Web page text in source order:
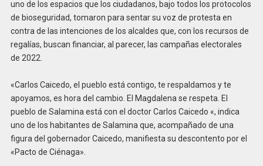
uno de los espacios que los ciudadanos, bajo todos los protocolos
de bioseguridad, tomaron para sentar su voz de protesta en
contra de las intenciones de los alcaldes que, con los recursos de
regalías, buscan financiar, al parecer, las campañas electorales
de 2022.
«Carlos Caicedo, el pueblo está contigo, te respaldamos y te
apoyamos, es hora del cambio. El Magdalena se respeta. El
pueblo de Salamina está con el doctor Carlos Caicedo «, indica
uno de los habitantes de Salamina que, acompañado de una
figura del gobernador Caicedo, manifiesta su descontento por el
«Pacto de Ciénaga».